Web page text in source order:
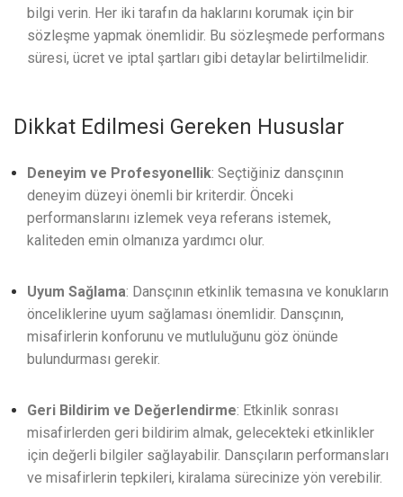
bilgi verin. Her iki tarafın da haklarını korumak için bir
sözleşme yapmak önemlidir. Bu sözleşmede performans
süresi, ücret ve iptal şartları gibi detaylar belirtilmelidir.
Dikkat Edilmesi Gereken Hususlar
Deneyim ve Profesyonellik: Seçtiğiniz dansçının
deneyim düzeyi önemli bir kriterdir. Önceki
performanslarını izlemek veya referans istemek,
kaliteden emin olmanıza yardımcı olur.
Uyum Sağlama: Dansçının etkinlik temasına ve konukların
önceliklerine uyum sağlaması önemlidir. Dansçının,
misafirlerin konforunu ve mutluluğunu göz önünde
bulundurması gerekir.
Geri Bildirim ve Değerlendirme: Etkinlik sonrası
misafirlerden geri bildirim almak, gelecekteki etkinlikler
için değerli bilgiler sağlayabilir. Dansçıların performansları
ve misafirlerin tepkileri, kiralama sürecinize yön verebilir.